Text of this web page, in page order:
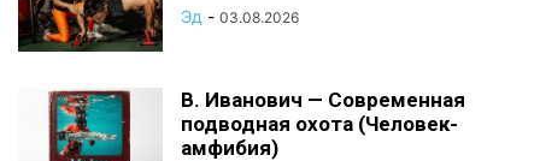
Эд - 03.08.2026
В. Иванович — Современная
подводная охота (Человек-
амфибия)